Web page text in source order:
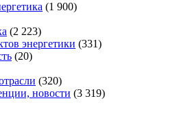
(1 900)
(2 223)
энергетики (331)
(20)
(320)
новости (3 319)